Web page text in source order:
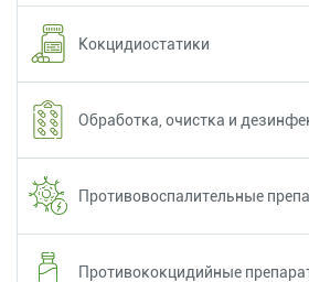
Кокцидиостатики
Обработка, очистка и
Противовоспалительные
Противококцидийные